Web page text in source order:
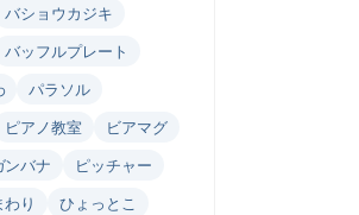
バショウカジキ
バッフルプレート
パラソル
ピアノ教室
ビアマグ
ンバナ
ピッチャー
り
ひょっとこ